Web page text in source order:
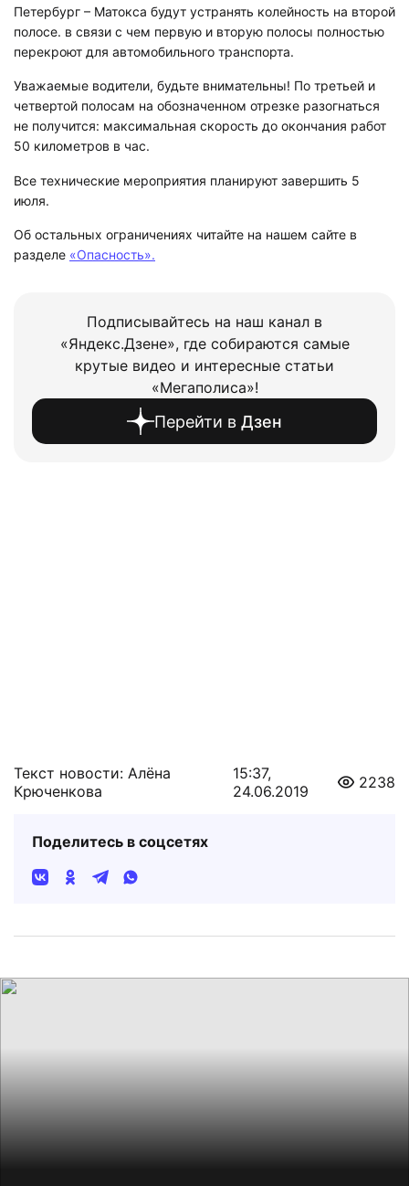
Петербург – Матокса будут устранять колейность на второй
полосе. в связи с чем первую и вторую полосы полностью
перекроют для автомобильного транспорта.
Уважаемые водители, будьте внимательны! По третьей и
четвертой полосам на обозначенном отрезке разогнаться
не получится: максимальная скорость до окончания работ
50 километров в час.
Все технические мероприятия планируют завершить 5
июля.
Об остальных ограничениях читайте на нашем сайте в
разделе «Опасность».
Подписывайтесь на наш канал в
«Яндекс.Дзене», где собираются самые
крутые видео и интересные статьи
«Мегаполиса»!
Перейти в Дзен
Текст новости: Алёна
Крюченкова
15:37,
24.06.2019
2238
Поделитесь в соцсетях